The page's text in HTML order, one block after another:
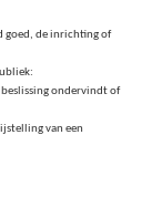
goed, de inrichting of
beslissing ondervindt of
van een